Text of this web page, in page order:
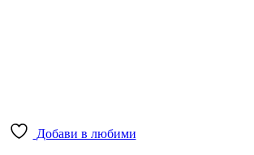
Добави в любими